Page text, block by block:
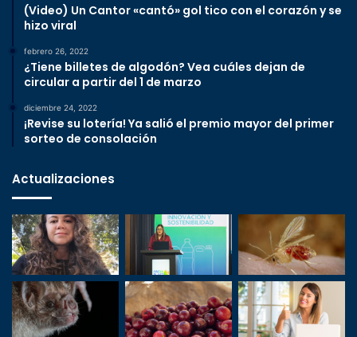
(Video) Un Cantor «cantó» gol tico con el corazón y se
hizo viral
febrero 26, 2022
¿Tiene billetes de algodón? Vea cuáles dejan de
circular a partir del 1 de marzo
diciembre 24, 2022
¡Revise su lotería! Ya salió el premio mayor del primer
sorteo de consolación
Actualizaciones